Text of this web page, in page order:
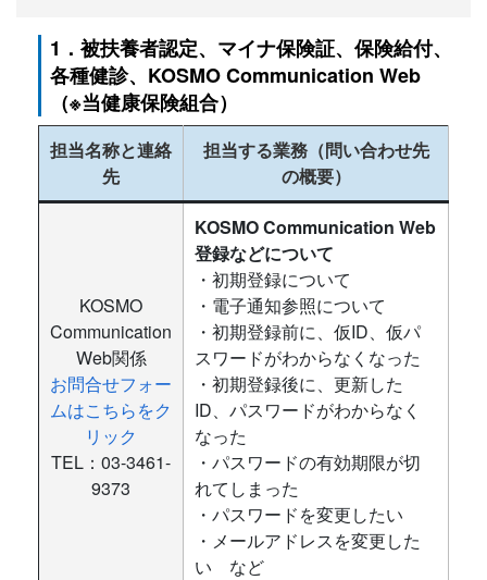
1．被扶養者認定、マイナ保険証、保険給付、
各種健診、KOSMO Communication Web
（※当健康保険組合）
担当名称と連絡
先
担当する業務（問い合わせ先
の概要）
KOSMO
Communication
Web関係
お問合せフォー
ムはこちらをク
リック
TEL：03-3461-
9373
KOSMO Communication Web
登録などについて
・初期登録について
・電子通知参照について
・初期登録前に、仮ID、仮パ
スワードがわからなくなった
・初期登録後に、更新した
ID、パスワードがわからなく
なった
・パスワードの有効期限が切
れてしまった
・パスワードを変更したい
・メールアドレスを変更した
い など